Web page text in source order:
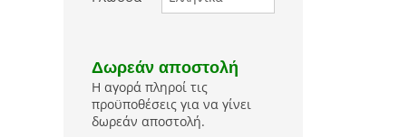
Δωρεάν αποστολή
Η αγορά πληροί τις
προϋποθέσεις για να γίνει
δωρεάν αποστολή.